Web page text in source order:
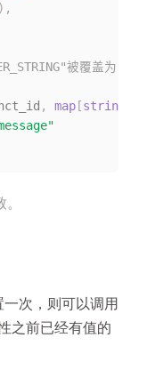
) ,
被覆盖为
, map [string
次，则可以调用
之前已经有值的